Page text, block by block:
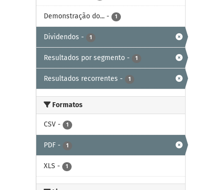
Demonstração do... - 1
Dividendos - 1
Resultados por segmento - 1
Resultados recorrentes - 1
Formatos
CSV - 1
PDF - 1
XLS - 1